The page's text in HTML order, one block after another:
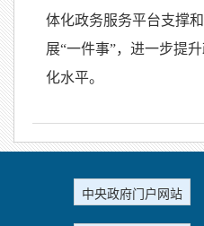
体化政务服务平台支撑
展“一件事”，进一步提
化水平。
中央政府门户网站